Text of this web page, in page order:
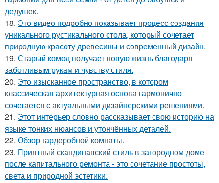
дедушек.
18. Это видео подробно показывает процесс создания
уникального рустикального стола, который сочетает
природную красоту древесины и современный дизайн.
19. Старый комод получает новую жизнь благодаря
заботливым рукам и чувству стиля.
20. Это изысканное пространство, в котором
классическая архитектурная основа гармонично
сочетается с актуальными дизайнерскими решениями.
21. Этот интерьер словно рассказывает свою историю на
языке тонких нюансов и утончённых деталей.
22. Обзор гардеробной комнаты.
23. Приятный скандинавский стиль в загородном доме
после капитального ремонта - это сочетание простоты,
света и природной эстетики.